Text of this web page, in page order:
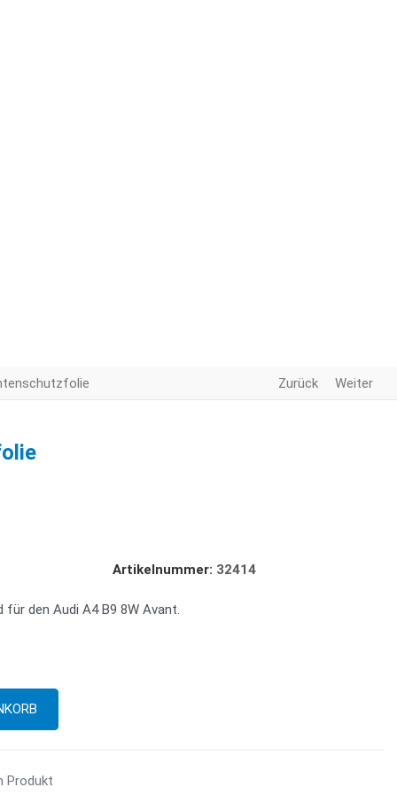
Zurück Weiter
Artikelnummer: 32414
den Audi A4 B9 8W Avant.
Produkt